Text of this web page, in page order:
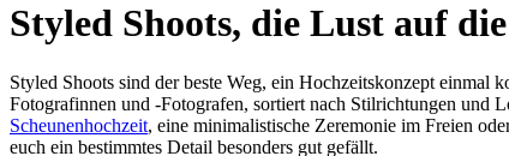
Styled Shoots, die Lust auf
Styled Shoots sind der beste Weg, ein Hochzeitskonzept einmal
Fotografinnen und -Fotografen, sortiert nach Stilrichtungen und
Scheunenhochzeit, eine minimalistische Zeremonie im Freien
euch ein bestimmtes Detail besonders gut gefällt.